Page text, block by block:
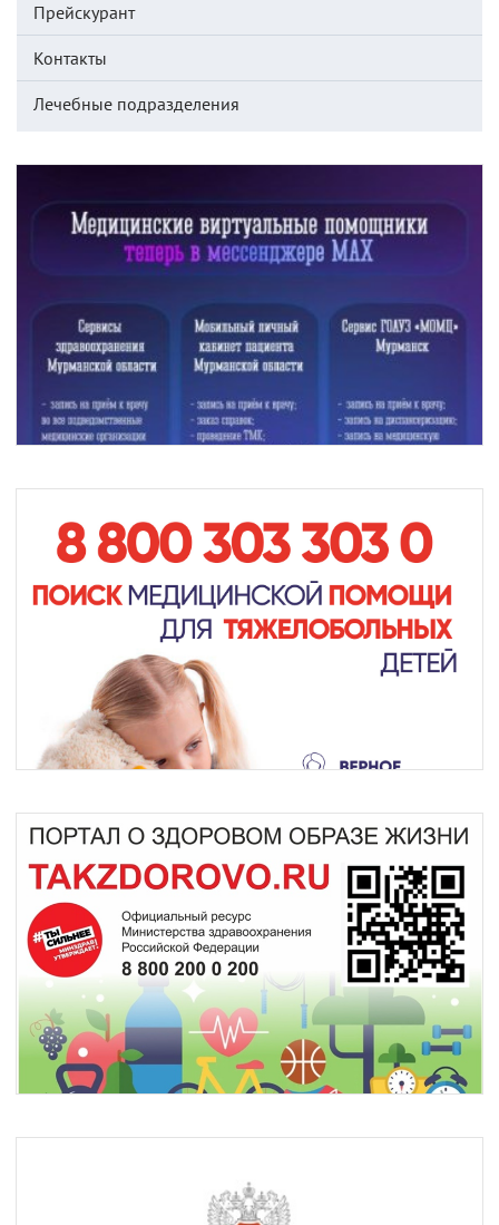
Прейскурант
Контакты
Лечебные подразделения